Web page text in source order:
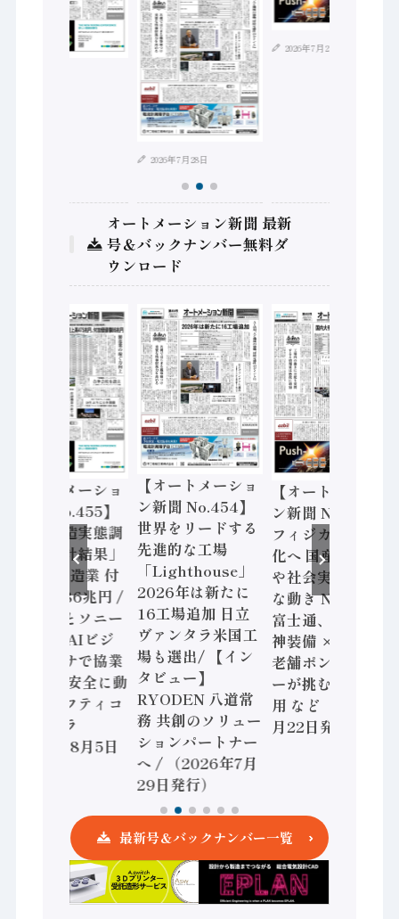
2026年7月28日
2026年7月21日
オートメーション新聞 最新
号＆バックナンバー無料ダ
ウンロード
【オートメーショ
ン新聞 No.455】
「経済構造実態調
査二次集計結果」
2024年製造業 付
加価値額86兆円 /
三菱電機とソニー
セミコン AIビジ
ョンセンサで協業
/ IDEC、安全に動
かすセーフティコ
ントローラ
（2026年8月5日
【オートメーショ
ン新聞 No.454】
世界をリードする
先進的な工場
「Lighthouse」
2026年は新たに
16工場追加 日立
ヴァンタラ米国工
場も選出/ 【イン
タビュー】
RYODEN 八道常
務 共創のソリュー
ションパートナー
へ / （2026年7月
29日発行）
【オートメーショ
ン新聞 No.453】
フィジカルAI本格
化へ 国産AI開発
や社会実装に活発
な動き Noetra、
富士通、日立 / 兵
神装備 × HMS、
老舗ポンプメーカ
ーが挑むデータ活
用 など（2026年7
月22日発行）
最新号＆バックナンバー一覧